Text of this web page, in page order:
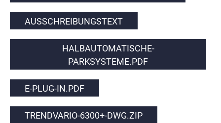
AUSSCHREIBUNGSTEXT
HALBAUTOMATISCHE-
PARKSYSTEME.PDF
E-PLUG-IN.PDF
TRENDVARIO-6300+-DWG.ZIP